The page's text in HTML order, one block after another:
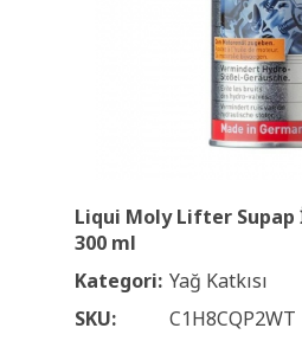
Liqui Moly Lifter Supap
300 ml
Kategori: Yağ Katkısı
SKU:
C1H8CQP2WT